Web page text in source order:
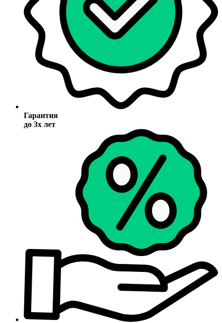
Гарантия
до 3х лет